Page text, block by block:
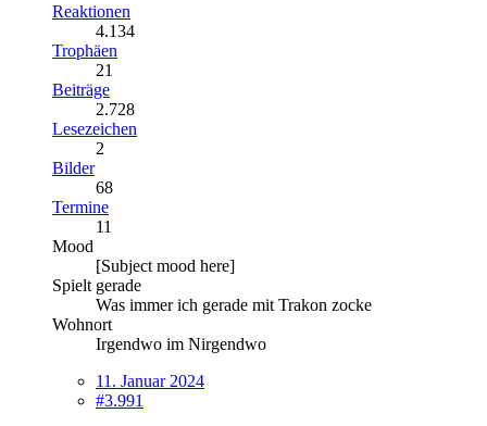
Reaktionen
4.134
Trophäen
21
Beiträge
2.728
Lesezeichen
2
Bilder
68
Termine
11
Mood
[Subject mood here]
Spielt gerade
Was immer ich gerade mit Trakon zocke
Wohnort
Irgendwo im Nirgendwo
11. Januar 2024
#3.991